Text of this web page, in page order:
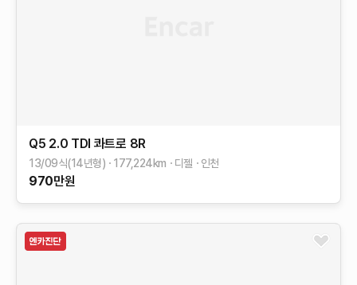
Q5 2.0 TDI 콰트로 8R
13/09식(14년형) 177,224km 디젤 인천
970만원